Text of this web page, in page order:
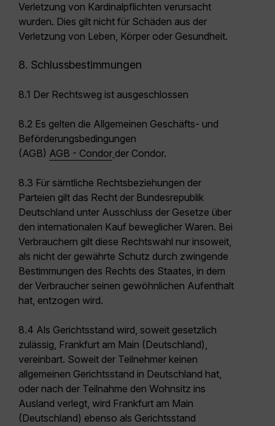
Verletzung von Kardinalpflichten verursacht
wurden. Dies gilt nicht für Schäden aus der
Verletzung von Leben, Körper oder Gesundheit.
8. Schlussbestimmungen
8.1 Der Rechtsweg ist ausgeschlossen
8.2 Es gelten die Allgemeinen Geschäfts- und
Beförderungsbedingungen
(AGB) AGB - Condor der Condor.
8.3 Für sämtliche Rechtsbeziehungen der
Parteien gilt das Recht der Bundesrepublik
Deutschland unter Ausschluss der Gesetze über
den internationalen Kauf beweglicher Waren. Bei
Verbrauchern gilt diese Rechtswahl nur insoweit,
als nicht der gewährte Schutz durch zwingende
Bestimmungen des Rechts des Staates, in dem
der Verbraucher seinen gewöhnlichen Aufenthalt
hat, entzogen wird.
8.4 Als Gerichtsstand wird, soweit gesetzlich
zulässig, Frankfurt am Main (Deutschland),
vereinbart. Soweit der Teilnehmer keinen
allgemeinen Gerichtsstand in Deutschland hat,
oder nach der Teilnahme den Wohnsitz ins
Ausland verlegt, wird Frankfurt am Main
(Deutschland) ebenso als Gerichtsstand